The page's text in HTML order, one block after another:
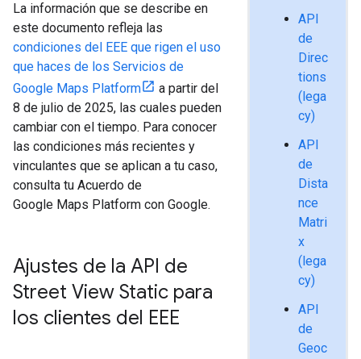
API
de
Direc
tions
(lega
cy)
API
de
Dista
nce
Matri
x
(lega
cy)
API
de
Geoc
La información que se describe en
este documento refleja las
condiciones del EEE que rigen el uso
que haces de los Servicios de
Google Maps Platform
a partir del
8 de julio de 2025, las cuales pueden
cambiar con el tiempo. Para conocer
las condiciones más recientes y
vinculantes que se aplican a tu caso,
consulta tu Acuerdo de
Google Maps Platform con Google.
Ajustes de la API de
Street View Static para
los clientes del EEE